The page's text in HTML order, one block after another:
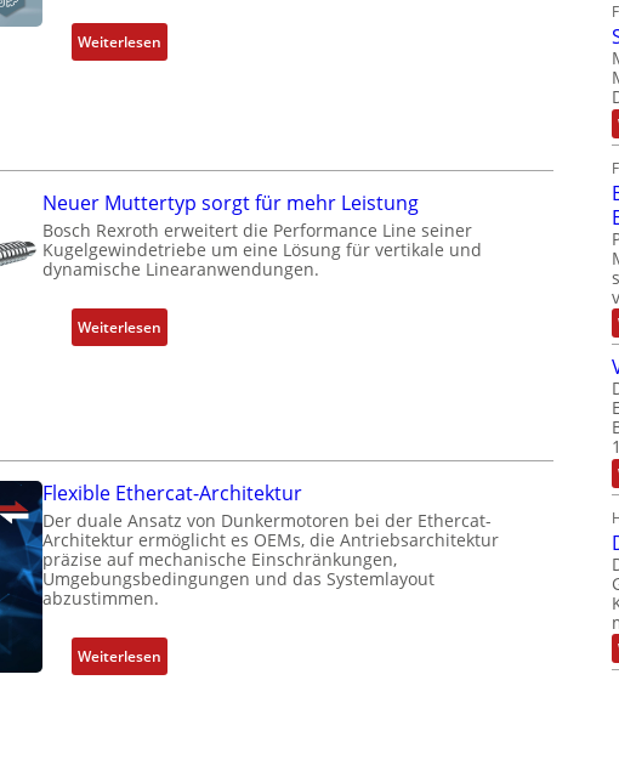
b
i
r
P
o
s
i
s
s
u
n
n
d
Weiterlesen:
D
g
e
e
r
o
m
r
t
P
o
t
i
Neuer Muttertyp sorgt für mehr Leistung
Bosch Rexroth erweitert die Performance Line seiner
Kugelgewindetriebe um eine Lösung für vertikale und
dynamische Linearanwendungen.
Weiterlesen:
N
u
t
t
e
y
Flexible Ethercat-Architektur
Der duale Ansatz von Dunkermotoren bei der Ethercat-
Architektur ermöglicht es OEMs, die Antriebsarchitektur
präzise auf mechanische Einschränkungen,
Umgebungsbedingungen und das Systemlayout
abzustimmen.
Weiterlesen:
F